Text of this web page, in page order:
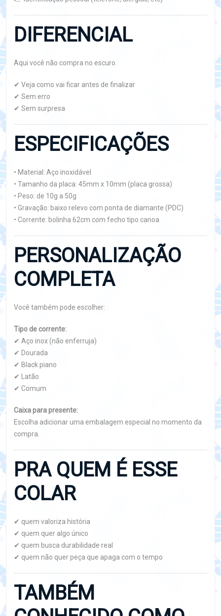
DIFERENCIAL
Aqui você não compra no escuro.
✔ Veja como vai ficar antes de finalizar
✔ Sem erro
✔ Sem surpresa
ESPECIFICAÇÕES
• Material: Aço inoxidável
• Tamanho da placa: 45mm x 10mm (placa grossa)
• Peso: de 10g a 50g
• Gravação: baixo relevo com ponta de diamante (PDC)
• Corrente: bolinha 62cm com fecho tipo canoa
PERSONALIZAÇÃO
COMPLETA
Você também pode escolher:
Tipo de corrente:
✔ Aço inox (não enferruja)
✔ Dourada
✔ Black piano
✔ Latão
✔ Comum
Caixa para presente:
Escolha adicionar uma embalagem especial no momento da
compra.
PRA QUEM É ESSE
COLAR
✔ quem valoriza história
✔ quem quer algo único
✔ quem busca durabilidade real
✔ quem não quer peça que apaga com o tempo
TAMBÉM